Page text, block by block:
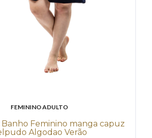
FEMININO ADULTO
Feminino manga capuz
Algodao Verão